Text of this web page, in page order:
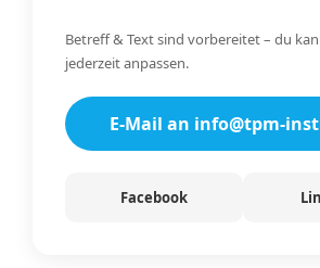
Betreff & Text sind vorbereitet – du
jederzeit anpassen.
E-Mail an info@tpm-
Facebook